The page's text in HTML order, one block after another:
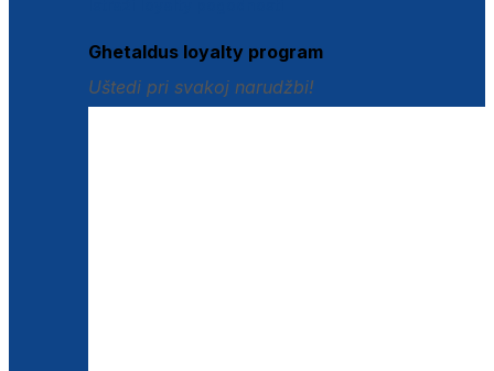
Ghetaldus loyalty program
Uštedi pri svakoj narudžbi!